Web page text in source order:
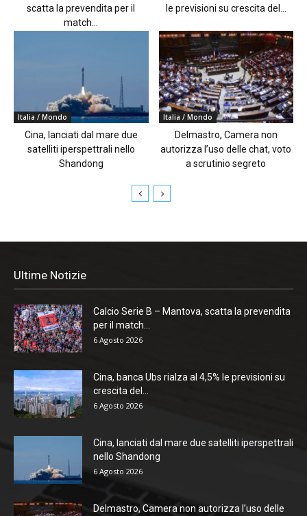
scatta la prevendita per il
match...
le previsioni su crescita del...
Italia / Mondo
Cina, lanciati dal mare due
satelliti iperspettrali nello
Shandong
Italia / Mondo
Delmastro, Camera non
autorizza l’uso delle chat, voto
a scrutinio segreto
Ultime Notizie
Calcio Serie B – Mantova, scatta la prevendita
per il match...
6 Agosto 2026
Cina, banca Ubs rialza al 4,5% le previsioni su
crescita del...
6 Agosto 2026
Cina, lanciati dal mare due satelliti iperspettrali
nello Shandong
6 Agosto 2026
Delmastro, Camera non autorizza l’uso delle